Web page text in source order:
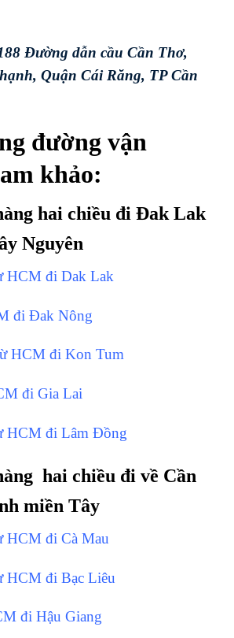
Đường dẫn cầu Cần Thơ,
Quận Cái Răng, TP Cần
đường vận
khảo:
hai chiều đi Đak Lak
Nguyên
HCM đi Dak Lak
đi Đak Nông
HCM đi Kon Tum
đi Gia Lai
HCM đi Lâm Đồng
hai chiều đi về Cần
miền Tây
HCM đi Cà Mau
HCM đi Bạc Liêu
đi Hậu Giang